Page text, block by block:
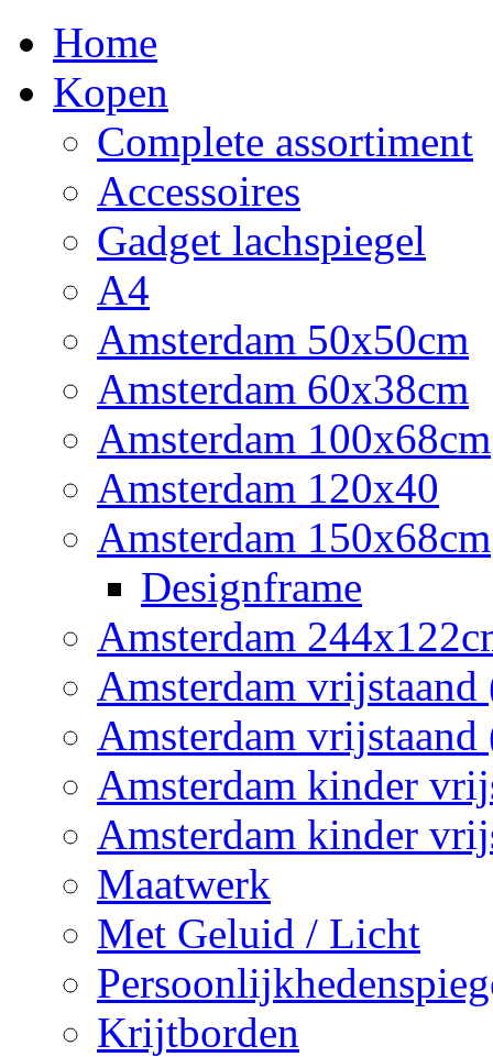
Home
Kopen
Complete assortiment
Accessoires
Gadget lachspiegel
A4
Amsterdam 50x50cm
Amsterdam 60x38cm
Amsterdam 100x68cm
Amsterdam 120x40
Amsterdam 150x68cm
Designframe
Amsterdam
Amsterdam vrijstaand
Amsterdam vrijstaand
Amsterdam kinder
Amsterdam kinder
Maatwerk
Met Geluid / Licht
Krijtborden